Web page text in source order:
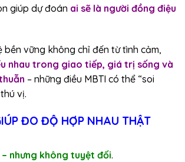
giúp dự đoán ai sẽ là người đồng điệu
bền vững không chỉ đến từ tình cảm,
nhau trong giao tiếp, giá trị sống và
– những điều MBTI có thể “soi
vị.
ĐO ĐỘ HỢP NHAU THẬT
nhưng không tuyệt đối.